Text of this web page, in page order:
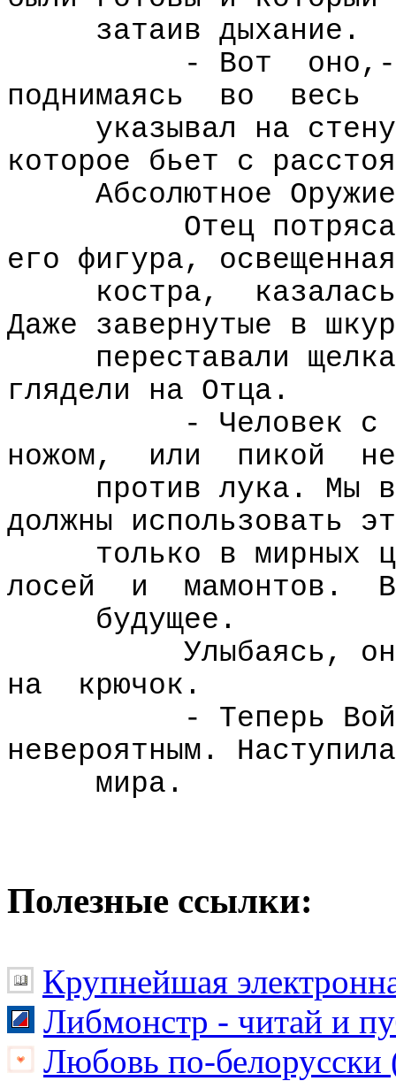
затаив дыхание.
- Вот
оно,-
поднимаясь
во
весь
указывал на
которое бьет с
Абсолютное
Отец
его фигура,
костра,
Даже завернутые в
переставали
глядели на Отца.
- Человек с
ножом,
или пикой
не
против лука. Мы
должны использовать
только в мирных
лосей
и мамонтов.
будущее.
Улыбаясь,
на
крючок.
- Теперь
невероятным.
мира.
Полезные ссылки:
Крупнейшая
Либмонстр - читай и
Любовь по-белорусски